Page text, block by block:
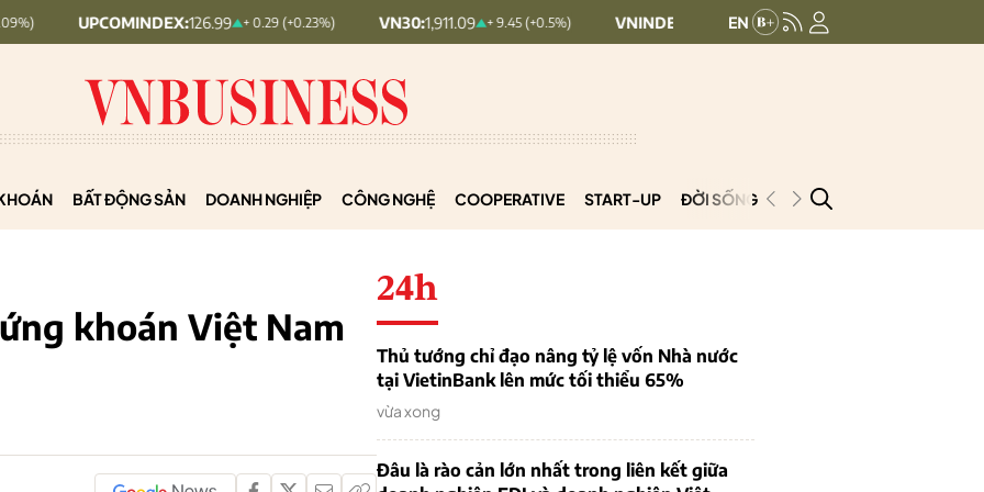
126.99 + 0.29 (+0.23%) VN30:1,911.09 + 9.45 (+0.5%) VNINDEX: 1,768.06 + 6.83 (+0.39%) HNX30:
BẤT ĐỘNG SẢN DOANH NGHIỆP CÔNG NGHỆ COOPERATIVE START-UP ĐỜI SỐNG PODCAST
khoán Việt Nam
24h
Thủ tướng chỉ đạo nâng tỷ lệ vốn Nhà nước
tại VietinBank lên mức tối thiểu 65%
vừa xong
Đâu là rào cản lớn nhất trong liên kết giữa